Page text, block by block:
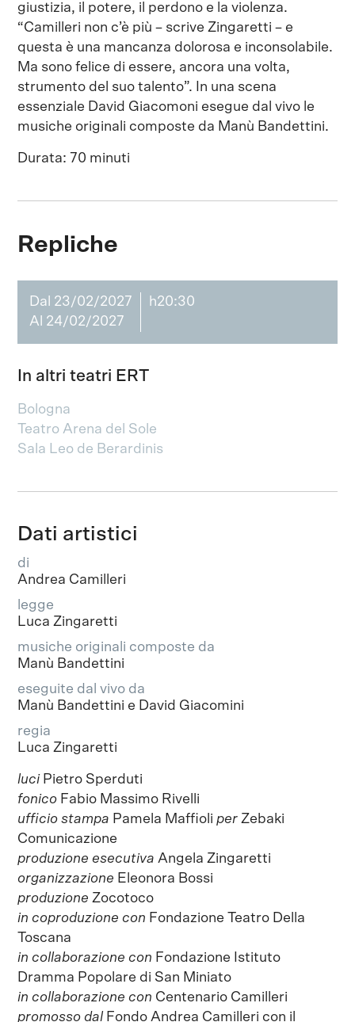
giustizia, il potere, il perdono e la violenza.
“Camilleri non c’è più – scrive Zingaretti – e
questa è una mancanza dolorosa e inconsolabile.
Ma sono felice di essere, ancora una volta,
strumento del suo talento”. In una scena
essenziale David Giacomoni esegue dal vivo le
musiche originali composte da Manù Bandettini.
Durata: 70 minuti
Repliche
Dal 23/02/2027
Al 24/02/2027
h20:30
In altri teatri ERT
Bologna
Teatro Arena del Sole
Sala Leo de Berardinis
Dati artistici
di
Andrea Camilleri
legge
Luca Zingaretti
musiche originali composte da
Manù Bandettini
eseguite dal vivo da
Manù Bandettini e David Giacomini
regia
Luca Zingaretti
luci Pietro Sperduti
fonico Fabio Massimo Rivelli
ufficio stampa Pamela MaffioliperZebaki
Comunicazione
produzione esecutiva Angela Zingaretti
organizzazione Eleonora Bossi
produzioneZocotoco
in coproduzione con Fondazione Teatro Della
Toscana
in collaborazione con Fondazione Istituto
Dramma Popolare di San Miniato
in collaborazione con Centenario Camilleri
promosso dal Fondo Andrea Camilleri con il